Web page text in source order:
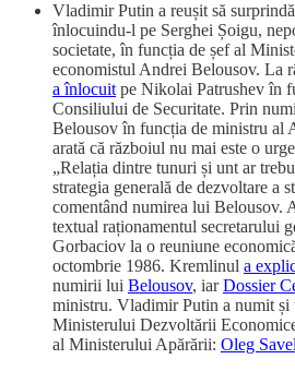
Vladimir Putin a reușit să
înlocuindu-l pe Serghei Șoigu,
societate, în funcția de șef al
economistul Andrei Belousov. La
a înlocuit pe Nikolai Patrushev în
Consiliului de Securitate. Prin
Belousov în funcția de ministru al
arată că războiul nu mai este o
„Relația dintre tunuri și unt ar
strategia generală de dezvoltare a
comentând numirea lui Belousov.
textual raționamentul secretarului
Gorbaciov la o reuniune
octombrie 1986. Kremlinul a
numirii lui Belousov, iarDossier
ministru. Vladimir Putin a numit și
Ministerului Dezvoltării
al Ministerului Apărării: Oleg